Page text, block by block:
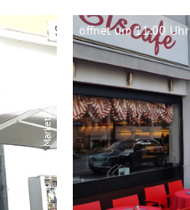
© Coburg Marketing
öffnet um 11:00 Uhr